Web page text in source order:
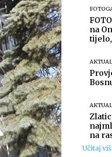
na
tijelo,
na
Učitaj